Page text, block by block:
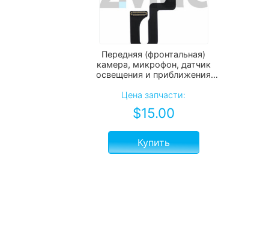
Передняя (фронтальная)
камера, микрофон, датчик
освещения и приближения
Цена запчасти:
$15.00
Купить